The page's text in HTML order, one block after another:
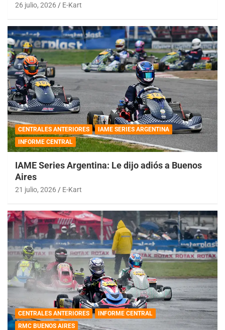
26 julio, 2026 E-Kart
CENTRALES ANTERIORES
IAME SERIES ARGENTINA
INFORME CENTRAL
IAME Series Argentina: Le dijo adiós a Buenos
Aires
21 julio, 2026 E-Kart
CENTRALES ANTERIORES
INFORME CENTRAL
RMC BUENOS AIRES